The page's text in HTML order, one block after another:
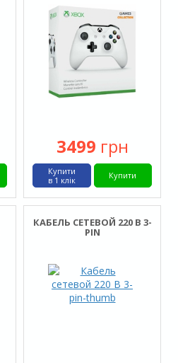
3499 грн
Купити
Купити
в 1 клік
КАБЕЛЬ СЕТЕВОЙ 220 В 3-
PIN